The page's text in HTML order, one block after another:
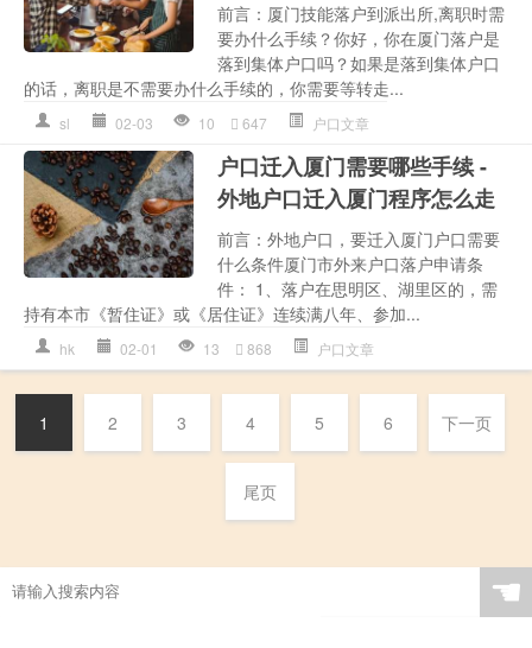
前言：厦门技能落户到派出所,离职时需
要办什么手续？你好，你在厦门落户是
落到集体户口吗？如果是落到集体户口
的话，离职是不需要办什么手续的，你需要等转走...
sl 02-03 10 647 户口文章
户口迁入厦门需要哪些手续 -
外地户口迁入厦门程序怎么走
前言：外地户口，要迁入厦门户口需要
什么条件厦门市外来户口落户申请条
件： 1、落户在思明区、湖里区的，需
持有本市《暂住证》或《居住证》连续满八年、参加...
hk 02-01 13 868 户口文章
1 2 3 4 5 6 下一页
尾页
☚